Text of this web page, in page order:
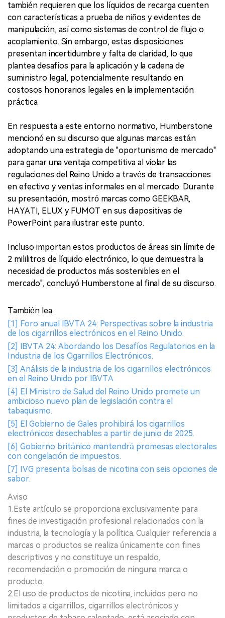
también requieren que los líquidos de recarga cuenten
con características a prueba de niños y evidentes de
manipulación, así como sistemas de control de flujo o
acoplamiento. Sin embargo, estas disposiciones
presentan incertidumbre y falta de claridad, lo que
plantea desafíos para la aplicación y la cadena de
suministro legal, potencialmente resultando en
costosos honorarios legales en la implementación
práctica.
En respuesta a este entorno normativo, Humberstone
mencionó en su discurso que algunas marcas están
adoptando una estrategia de "oportunismo de mercado"
para ganar una ventaja competitiva al violar las
regulaciones del Reino Unido a través de transacciones
en efectivo y ventas informales en el mercado. Durante
su presentación, mostró marcas como GEEKBAR,
HAYATI, ELUX y FUMOT en sus diapositivas de
PowerPoint para ilustrar este punto.
Incluso importan estos productos de áreas sin límite de
2 mililitros de líquido electrónico, lo que demuestra la
necesidad de productos más sostenibles en el
mercado", concluyó Humberstone al final de su discurso.
También lea:
[1] Foro anual IBVTA 24: Perspectivas sobre la industria
de los cigarrillos electrónicos en el Reino Unido.
[2] IBVTA 24: Abordando los Desafíos Regulatorios en la
Industria de los Cigarrillos Electrónicos.
[3] Análisis de la industria de los cigarrillos electrónicos
en el Reino Unido por IBVTA
[4] El Ministro de Salud del Reino Unido promete un
ambicioso nuevo plan de legislación contra el
tabaquismo.
[5] El Gobierno de Gales prohibirá los cigarrillos
electrónicos desechables a partir de junio de 2025.
[6] Gobierno británico mantendrá promesas electorales
con congelación de impuestos.
[7] IVG presenta bolsas de nicotina con seis opciones de
sabor.
Aviso
1.Este artículo se proporciona exclusivamente para
fines de investigación profesional relacionados con la
industria, la tecnología y la política. Cualquier referencia a
marcas o productos se realiza únicamente con fines
descriptivos y no constituye un respaldo,
recomendación o promoción de ninguna marca o
producto.
2.El uso de productos de nicotina, incluidos pero no
limitados a cigarrillos, cigarrillos electrónicos y